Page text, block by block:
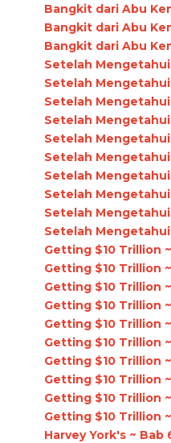
Bangkit dari Abu
Bangkit dari Abu
Bangkit dari Abu
Setelah Mengetahui
Setelah Mengetahui
Setelah Mengetahui
Setelah Mengetahui
Setelah Mengetahui
Setelah Mengetahui
Setelah Mengetahui
Setelah Mengetahui
Setelah Mengetahui
Setelah Mengetahui
Getting $10 Trillion
Getting $10 Trillion
Getting $10 Trillion
Getting $10 Trillion
Getting $10 Trillion
Getting $10 Trillion
Getting $10 Trillion
Getting $10 Trillion
Getting $10 Trillion
Getting $10 Trillion ~
Harvey York's ~ Bab